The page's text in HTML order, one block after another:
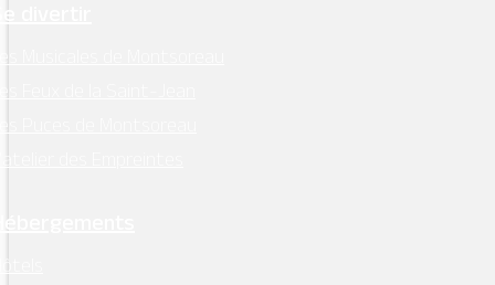
divertir
Musicales de Montsoreau
Feux de la Saint-Jean
Puces de Montsoreau
des Empreintes